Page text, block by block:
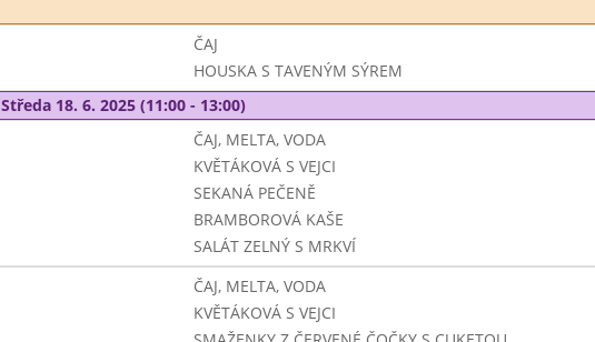
ČAJ
HOUSKA S TAVENÝM SÝREM
Středa 18. 6. 2025 (11:00 - 13:00)
ČAJ, MELTA, VODA
KVĚTÁKOVÁ S VEJCI
SEKANÁ PEČENĚ
BRAMBOROVÁ KAŠE
SALÁT ZELNÝ S MRKVÍ
ČAJ, MELTA, VODA
KVĚTÁKOVÁ S VEJCI